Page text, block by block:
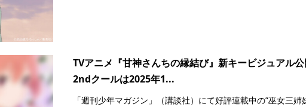
TVアニメ『甘神さんちの縁結び』新キービジュアル
2ndクールは2025年1...
「週刊少年マガジン」（講談社）にて好評連載中の”巫女三姉